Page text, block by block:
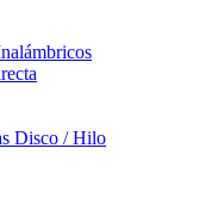
Disco / Hilo